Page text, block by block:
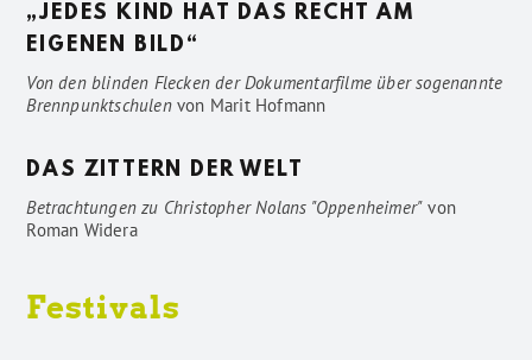
„JEDES KIND HAT DAS RECHT AM
EIGENEN BILD“
Von den blinden Flecken der Dokumentarfilme über sogenannte
Brennpunktschulenvon Marit Hofmann
DAS ZITTERN DER WELT
Betrachtungen zu Christopher Nolans "Oppenheimer" von
Roman Widera
Festivals